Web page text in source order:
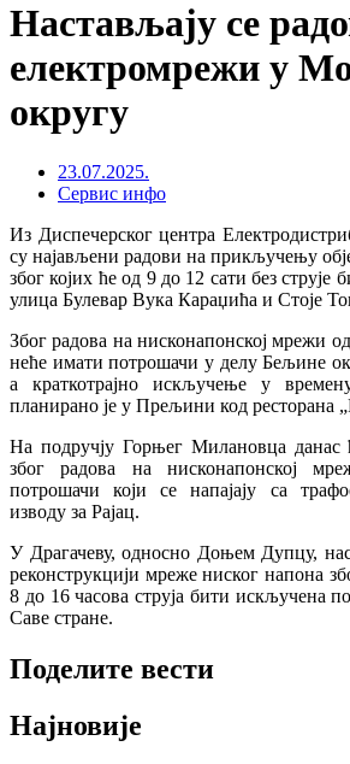
Настављају се
електромрежи у
округу
23.07.2025.
Сервис инфо
Из Диспечерског центра
су најављени радови на прикључењу
због којих ће од 9 до 12 сати без струје
улица Булевар Вука Караџића и Стоје
Због радова на нисконапонској мрежи
неће имати потрошачи у делу Бељине
а краткотрајно искључење у
планирано је у Прељини код ресторана
На подручју Горњег Милановца данас
због радова на нисконапонској
потрошачи који се напајају са
изводу за Рајац.
У Драгачеву, односно Доњем Дупцу,
реконструкцији мреже ниског напона
8 до 16 часова струја бити искључена
Саве стране.
Поделите вести
Најновије